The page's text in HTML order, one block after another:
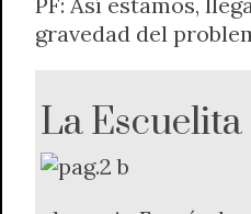
gravedad del
La Escuelita